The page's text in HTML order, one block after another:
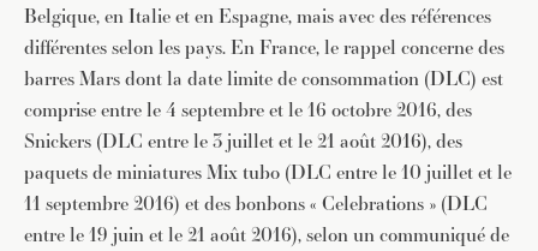
Belgique, en Italie et en Espagne, mais avec des références
différentes selon les pays. En France, le rappel concerne des
barres Mars dont la date limite de consommation (DLC) est
comprise entre le 4 septembre et le 16 octobre 2016, des
Snickers (DLC entre le 3 juillet et le 21 août 2016), des
paquets de miniatures Mix tubo (DLC entre le 10 juillet et le
11 septembre 2016) et des bonbons « Celebrations » (DLC
entre le 19 juin et le 21 août 2016), selon un communiqué de